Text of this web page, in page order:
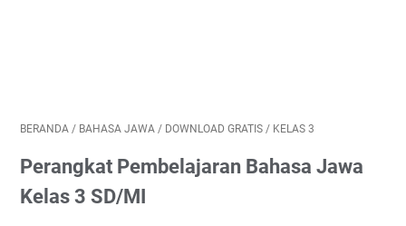
BERANDA / BAHASA JAWA / DOWNLOAD GRATIS / KELAS 3
Perangkat Pembelajaran Bahasa Jawa
Kelas 3 SD/MI